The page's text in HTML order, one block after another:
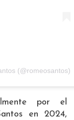
(@romeosantos)
por el
en 2024,